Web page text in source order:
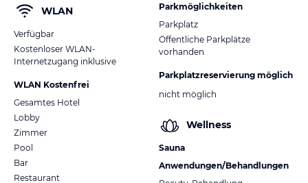
WLAN
Verfügbar
Kostenloser WLAN-
Internetzugang inklusive
WLAN Kostenfrei
Gesamtes Hotel
Lobby
Zimmer
Pool
Bar
Restaurant
Parkmöglichkeiten
Parkplatz
Öffentliche Parkplätze
vorhanden
Parkplatzreservierung möglich
nicht möglich
Wellness
Sauna
Anwendungen/Behandlungen